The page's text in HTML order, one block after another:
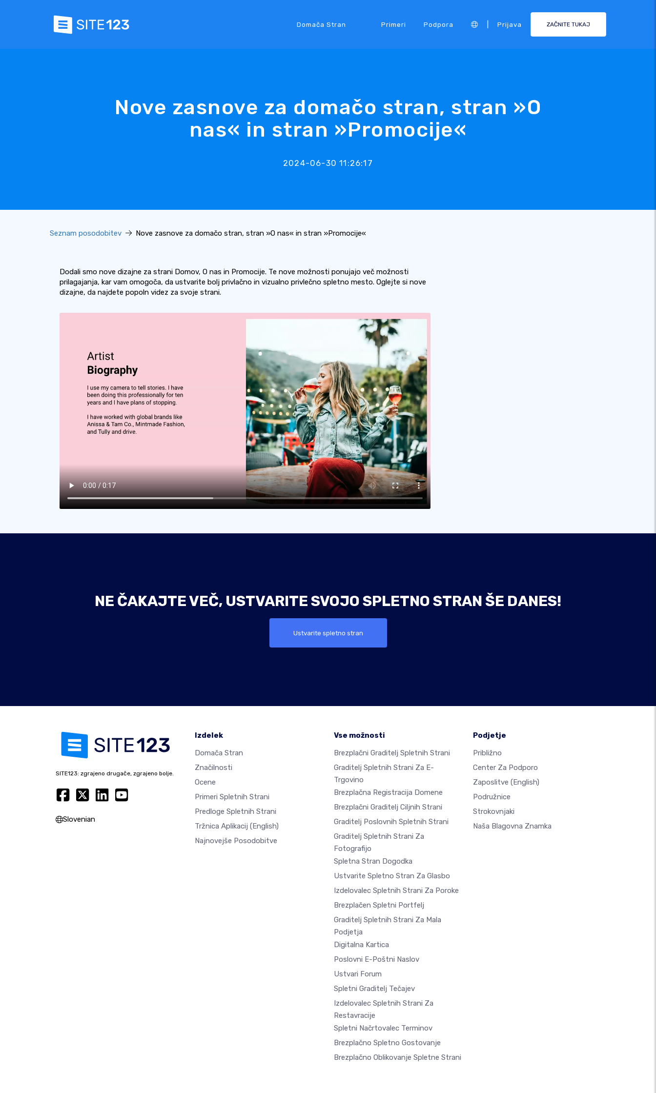
Domača Stran Primeri Podpora Prijava ZAČNITE TUKAJ
Nove zasnove za domačo stran, stran »O
nas« in stran »Promocije«
2024-06-30 11:26:17
Seznam posodobitev Nove zasnove za domačo stran, stran »O nas« in stran »Promocije«
Dodali smo nove dizajne za strani Domov, O nas in Promocije. Te nove možnosti ponujajo več možnosti
prilagajanja, kar vam omogoča, da ustvarite bolj privlačno in vizualno privlečno spletno mesto. Oglejte si nove
dizajne, da najdete popoln videz za svoje strani.
NE ČAKAJTE VEČ, USTVARITE SVOJO SPLETNO STRAN ŠE DANES!
Ustvarite spletno stran
SITE123: zgrajeno drugače, zgrajeno bolje.
Slovenian
Izdelek
Domača Stran
Značilnosti
Ocene
Primeri Spletnih Strani
Predloge Spletnih Strani
Tržnica Aplikacij (English)
Najnovejše Posodobitve
Vse možnosti
Brezplačni Graditelj Spletnih Strani
Graditelj Spletnih Strani Za E-
Trgovino
Brezplačna Registracija Domene
Brezplačni Graditelj Ciljnih Strani
Graditelj Poslovnih Spletnih Strani
Graditelj Spletnih Strani Za
Fotografijo
Spletna Stran Dogodka
Ustvarite Spletno Stran Za Glasbo
Izdelovalec Spletnih Strani Za Poroke
Brezplačen Spletni Portfelj
Graditelj Spletnih Strani Za Mala
Podjetja
Digitalna Kartica
Poslovni E-Poštni Naslov
Ustvari Forum
Spletni Graditelj Tečajev
Izdelovalec Spletnih Strani Za
Restavracije
Spletni Načrtovalec Terminov
Brezplačno Spletno Gostovanje
Brezplačno Oblikovanje Spletne Strani
Podjetje
Približno
Center Za Podporo
Zaposlitve (English)
Podružnice
Strokovnjaki
Naša Blagovna Znamka